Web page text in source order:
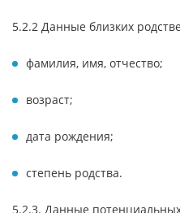
5.2.2 Данные близких
фамилия, имя, отчество;
возраст;
дата рождения;
степень родства.
5.2.3. Данные